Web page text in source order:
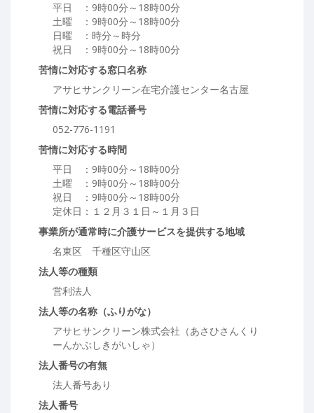
平日 ：9時00分～18時00分
土曜 ：9時00分～18時00分
日曜 ：時分～時分
祝日 ：9時00分～18時00分
苦情に対応する窓口名称
アサヒサンクリーン在宅介護センター名古屋
苦情に対応する電話番号
052-776-1191
苦情に対応する時間
平日 ：9時00分～18時00分
土曜 ：9時00分～18時00分
祝日 ：9時00分～18時00分
定休日：１２月３１日～１月３日
事業所が通常時に介護サービスを提供する地域
名東区 千種区守山区
法人等の種類
営利法人
法人等の名称（ふりがな）
アサヒサンクリーン株式会社（あさひさんくり
ーんかぶしきがいしゃ）
法人番号の有無
法人番号あり
法人番号